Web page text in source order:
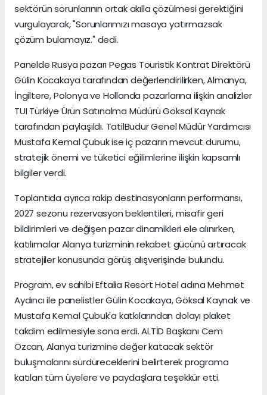
sektörün sorunlarının ortak akılla çözülmesi gerektiğini
vurgulayarak, "Sorunlarımızı masaya yatırmazsak
çözüm bulamayız." dedi.
Panelde Rusya pazarı Pegas Touristik Kontrat Direktörü
Gülin Kocakaya tarafından değerlendirilirken, Almanya,
İngiltere, Polonya ve Hollanda pazarlarına ilişkin analizler
TUI Türkiye Ürün Satınalma Müdürü Göksal Kaynak
tarafından paylaşıldı. TatilBudur Genel Müdür Yardımcısı
Mustafa Kemal Çubuk ise iç pazarın mevcut durumu,
stratejik önemi ve tüketici eğilimlerine ilişkin kapsamlı
bilgiler verdi.
Toplantıda ayrıca rakip destinasyonların performansı,
2027 sezonu rezervasyon beklentileri, misafir geri
bildirimleri ve değişen pazar dinamikleri ele alınırken,
katılımcılar Alanya turizminin rekabet gücünü artıracak
stratejiler konusunda görüş alışverişinde bulundu.
Program, ev sahibi Eftalia Resort Hotel adına Mehmet
Aydıncı ile panelistler Gülin Kocakaya, Göksal Kaynak ve
Mustafa Kemal Çubuk'a katkılarından dolayı plaket
takdim edilmesiyle sona erdi. ALTİD Başkanı Cem
Özcan, Alanya turizmine değer katacak sektör
buluşmalarını sürdüreceklerini belirterek programa
katılan tüm üyelere ve paydaşlara teşekkür etti.